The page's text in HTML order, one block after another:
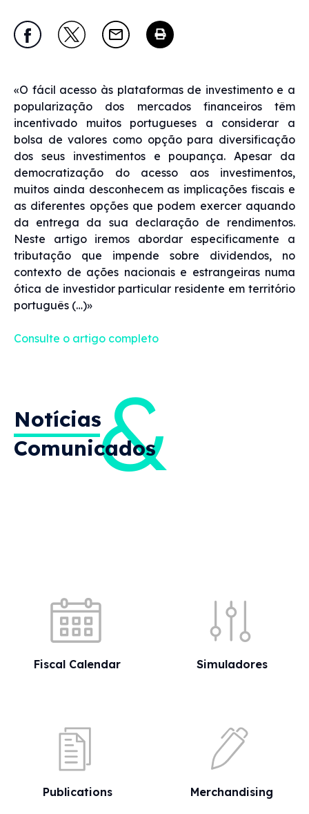
«O fácil acesso às plataformas de investimento e a
popularização dos mercados financeiros têm
incentivado muitos portugueses a considerar a
bolsa de valores como opção para diversificação
dos seus investimentos e poupança. Apesar da
democratização do acesso aos investimentos,
muitos ainda desconhecem as implicações fiscais e
as diferentes opções que podem exercer aquando
da entrega da sua declaração de rendimentos.
Neste artigo iremos abordar especificamente a
tributação que impende sobre dividendos, no
contexto de ações nacionais e estrangeiras numa
ótica de investidor particular residente em território
português (…)»
Consulte o artigo completo
Fiscal Calendar Simuladores
Publications Merchandising